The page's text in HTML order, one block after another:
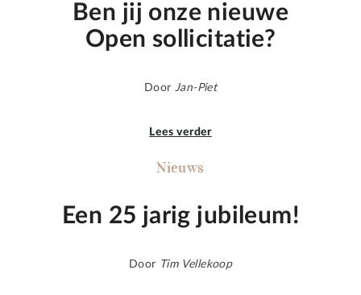
Ben jij onze nieuwe
Open sollicitatie?
Door Jan-Piet
Lees verder
Nieuws
Een 25 jarig jubileum!
Door Tim Vellekoop